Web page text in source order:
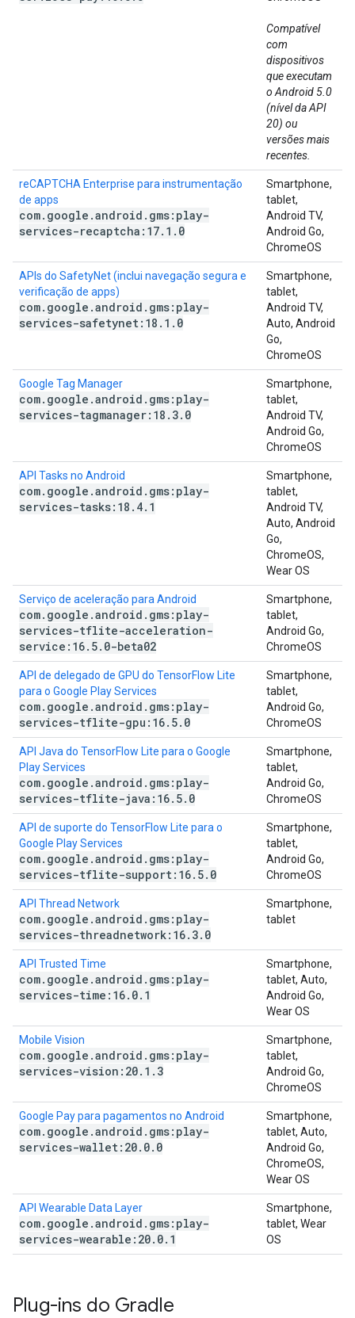
Compatível
com
dispositivos
que executam
o Android 5.0
(nível da API
20) ou
versões mais
recentes.
reCAPTCHA Enterprise para instrumentação
de apps
com. google .android . gms:play-
services-recaptcha:17. 1 . 0
Smartphone,
tablet,
Android TV,
Android Go,
ChromeOS
APIs do SafetyNet (inclui navegação segura e
verificação de apps)
com. google .android . gms:play-
services-safetynet:18 . 1 . 0
Smartphone,
tablet,
Android TV,
Auto, Android
Go,
ChromeOS
Google Tag Manager
com. google .android . gms:play-
services-tagmanager:18 . 3. 0
Smartphone,
tablet,
Android TV,
Android Go,
ChromeOS
API Tasks no Android
com. google .android . gms:play-
services-tasks:18 . 4. 1
Smartphone,
tablet,
Android TV,
Auto, Android
Go,
ChromeOS,
Wear OS
Serviço de aceleração para Android
com. google .android . gms:play-
services-tflite-acceleration-
service:16. 5. 0-beta02
Smartphone,
tablet,
Android Go,
ChromeOS
API de delegado de GPU do TensorFlow Lite
para o Google Play Services
com. google .android . gms:play-
services-tflite-gpu:16. 5. 0
Smartphone,
tablet,
Android Go,
ChromeOS
API Java do TensorFlow Lite para o Google
Play Services
com. google .android . gms:play-
services-tflite-java:16. 5. 0
Smartphone,
tablet,
Android Go,
ChromeOS
API de suporte do TensorFlow Lite para o
Google Play Services
com. google .android . gms:play-
services-tflite-support:16. 5. 0
Smartphone,
tablet,
Android Go,
ChromeOS
API Thread Network
com. google .android . gms:play-
services-threadnetwork:16. 3. 0
Smartphone,
tablet
API Trusted Time
com. google .android . gms:play-
services-time:16. 0. 1
Smartphone,
tablet, Auto,
Android Go,
Wear OS
Mobile Vision
com. google .android . gms:play-
services-vision:20. 1 . 3
Smartphone,
tablet,
Android Go,
ChromeOS
Google Pay para pagamentos no Android
com. google .android . gms:play-
services-wallet:20. 0. 0
Smartphone,
tablet, Auto,
Android Go,
ChromeOS,
Wear OS
API Wearable Data Layer
com. google .android . gms:play-
services-wearable:20. 0. 1
Smartphone,
tablet, Wear
OS
Plug-ins do Gradle